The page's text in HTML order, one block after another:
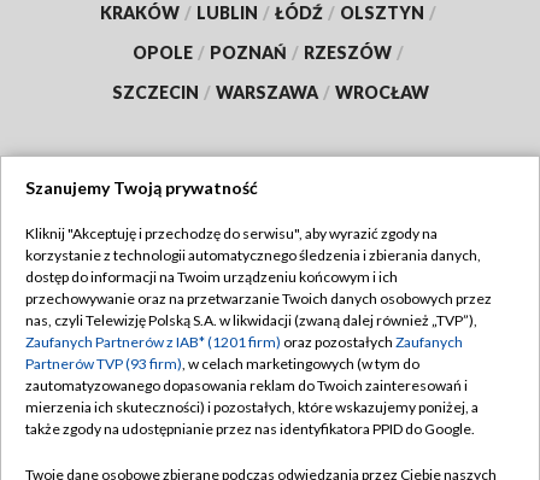
KRAKÓW / LUBLIN / ŁÓDŹ / OLSZTYN /
OPOLE / POZNAŃ / RZESZÓW /
SZCZECIN / WARSZAWA / WROCŁAW
TVP
Abonament TVP
Emisja w TVP
Centrum informacji TVP
Naziemna Telewizja Cyfrowa
Regulamin TVP
Polityka prywatności
Moje zgody
Pomoc
Szanujemy Twoją prywatność
Kliknij "Akceptuję i przechodzę do serwisu", aby wyrazić zgody na
korzystanie z technologii automatycznego śledzenia i zbierania danych,
dostęp do informacji na Twoim urządzeniu końcowym i ich
przechowywanie oraz na przetwarzanie Twoich danych osobowych przez
nas, czyli Telewizję Polską S.A. w likwidacji (zwaną dalej również „TVP”),
Zaufanych Partnerów z IAB* (1201 firm) oraz pozostałych Zaufanych
Partnerów TVP (93 firm), w celach marketingowych (w tym do
zautomatyzowanego dopasowania reklam do Twoich zainteresowań i
mierzenia ich skuteczności) i pozostałych, które wskazujemy poniżej, a
także zgody na udostępnianie przez nas identyfikatora PPID do Google.
Twoje dane osobowe zbierane podczas odwiedzania przez Ciebie naszych